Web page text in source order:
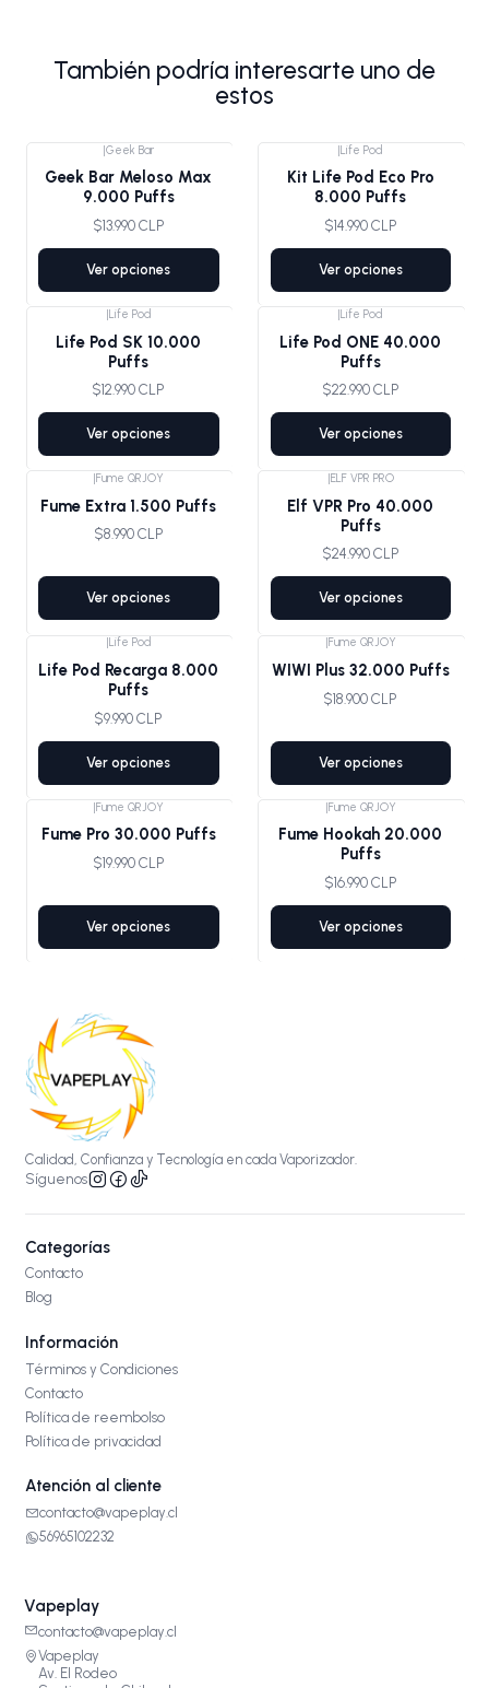
También podría interesarte uno de
estos
Agotado
|Geek Bar
Geek Bar Meloso Max
9.000 Puffs
$13.990 CLP
Ver opciones
|Life Pod
Kit Life Pod Eco Pro
8.000 Puffs
$14.990 CLP
Ver opciones
|Life Pod
Life Pod SK 10.000
Puffs
$12.990 CLP
Ver opciones
|Life Pod
Life Pod ONE 40.000
Puffs
$22.990 CLP
Ver opciones
Fume QRJOY
Fume Extra 1.500 Puffs
$8.990 CLP
Ver opciones
ELF VPR PRO
Elf VPR Pro 40.000
Puffs
$24.990 CLP
Ver opciones
Life Pod
Life Pod Recarga 8.000
Puffs
$9.990 CLP
Ver opciones
Fume QRJOY
WIWI Plus 32.000 Puffs
$18.900 CLP
Ver opciones
|Fume QRJOY
Fume Pro 30.000 Puffs
$19.990 CLP
Ver opciones
|Fume QRJOY
Fume Hookah 20.000
Puffs
$16.990 CLP
Ver opciones
Calidad, Confianza y Tecnología en cada Vaporizador.
Síguenos
Categorías
Contacto
Blog
Información
Términos y Condiciones
Contacto
Política de reembolso
Política de privacidad
Atención al cliente
contacto@vapeplay.cl
56965102232
Vapeplay
contacto@vapeplay.cl
Vapeplay
Av. El Rodeo